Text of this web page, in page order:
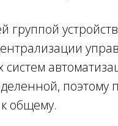
группой
поэтому
общему.